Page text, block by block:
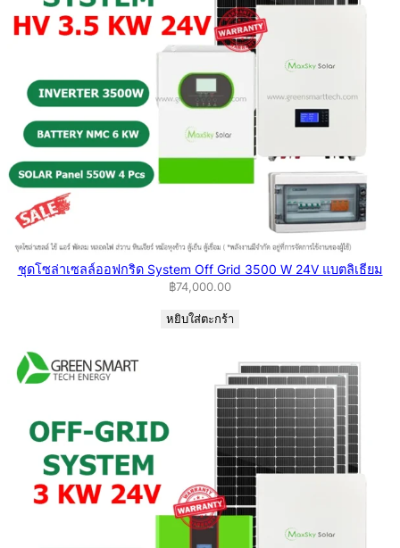
ชุดโซล่าเซลล์ออฟกริด System Off Grid 3500 W 24V แบตลิเธียม
฿74,000.00
หยิบใส่ตะกร้า